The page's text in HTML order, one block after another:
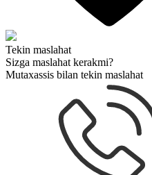
Tekin maslahat
Sizga maslahat kerakmi?
Mutaxassis bilan tekin maslahat